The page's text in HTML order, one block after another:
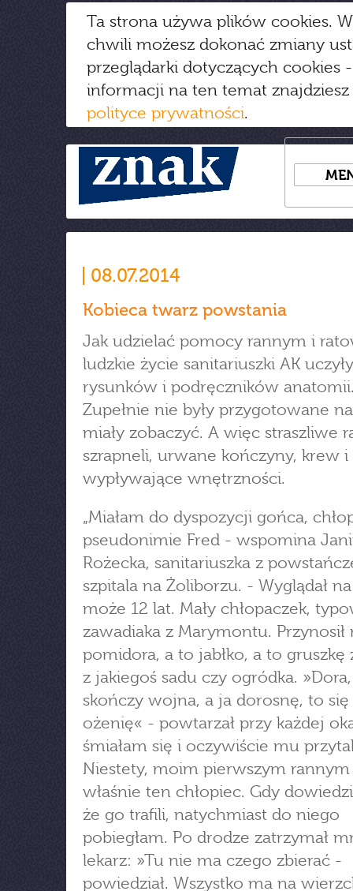
Ta strona używa plików cookies.
chwili możesz dokonać zmiany
przeglądarki dotyczących cookies
informacji na ten temat
polityce prywatności.
08.07.2014
Kobieca twarz powstania
Jak udzielać pomocy rannym i
ludzkie życie sanitariuszki AK
rysunków i podręczników
Zupełnie nie były przygotowane
miały zobaczyć. A więc straszliwe
szrapneli, urwane kończyny, krew i
wypływające wnętrzności.
„Miałam do dyspozycji gońca,
pseudonimie Fred - wspomina
Rożecka, sanitariuszka z
szpitala na Żoliborzu. - Wyglądał na
może 12 lat. Mały chłopaczek,
zawadiaka z Marymontu. Przynosił
pomidora, a to jabłko, a to gruszkę
z jakiegoś sadu czy ogródka.
skończy wojna, a ja dorosnę, to
ożenię« - powtarzał przy każdej
śmiałam się i oczywiście mu
Niestety, moim pierwszym rannym
właśnie ten chłopiec. Gdy
że go trafili, natychmiast do niego
pobiegłam. Po drodze zatrzymał
lekarz: »Tu nie ma czego zbierać -
powiedział. Wszystko ma na